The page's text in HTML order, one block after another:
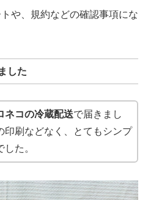
や、規約などの確認事項にな
した
ネコの冷蔵配送で届きまし
印刷などなく、とてもシンプ
た。